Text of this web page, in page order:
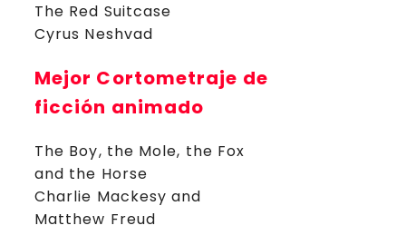
The Red Suitcase
Cyrus Neshvad
Mejor Cortometraje de
ficción animado
The Boy, the Mole, the Fox
and the Horse
Charlie Mackesy and
Matthew Freud